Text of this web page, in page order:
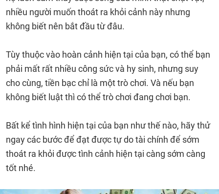
nhiều người muốn thoát ra khỏi cảnh này nhưng
không biết nên bắt đầu từ đâu.
Tùy thuộc vào hoàn cảnh hiện tại của bạn, có thể bạn
phải mất rất nhiều công sức và hy sinh, nhưng suy
cho cùng, tiền bạc chỉ là một trò chơi. Và nếu bạn
không biết luật thì có thể trò chơi đang chơi bạn.
Bất kể tình hình hiện tại của bạn như thế nào, hãy thử
ngay các bước để đạt được tự do tài chính để sớm
thoát ra khỏi được tình cảnh hiện tại càng sớm càng
tốt nhé.